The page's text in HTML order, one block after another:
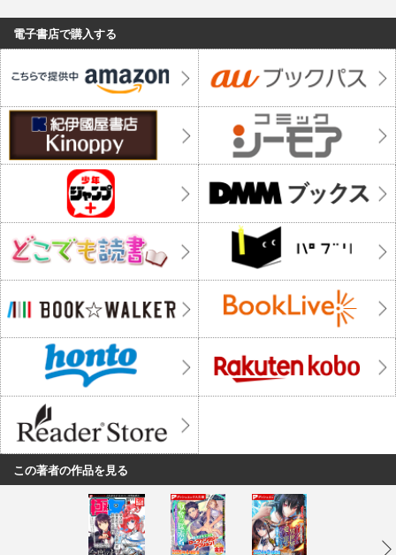
電子書店で購入する
この著者の作品を見る